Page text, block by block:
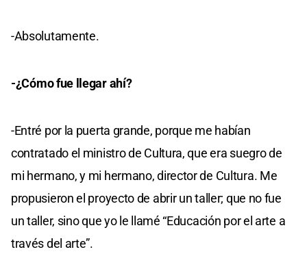
-Absolutamente.
-¿Cómo fue llegar ahí?
-Entré por la puerta grande, porque me habían
contratado el ministro de Cultura, que era suegro de
mi hermano, y mi hermano, director de Cultura. Me
propusieron el proyecto de abrir un taller; que no fue
un taller, sino que yo le llamé “Educación por el arte a
través del arte”.